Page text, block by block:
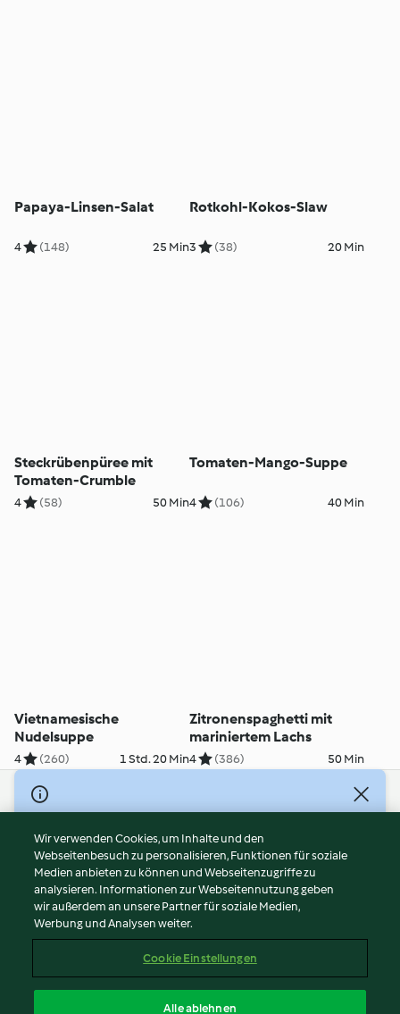
Papaya-Linsen-Salat
4 (148) 25 Min
Rotkohl-Kokos-Slaw
3 (38) 20 Min
Steckrübenpüree mit
Tomaten-Crumble
4 (58) 50 Min
Tomaten-Mango-Suppe
4 (106) 40 Min
Vietnamesische
Nudelsuppe
4 (260) 1 Std. 20 Min
Zitronenspaghetti mit
mariniertem Lachs
4 (386) 50 Min
© Copyright 2026
Nutzungsbedingungen
Datenschutzrichtlinien
Disclaimer
Impressum
Cookies
Abo kündigen
Wir verwenden Cookies, um Inhalte und den
Webseitenbesuch zu personalisieren, Funktionen für soziale
Medien anbieten zu können und Webseitenzugriffe zu
analysieren. Informationen zur Webseitennutzung geben
wir außerdem an unsere Partner für soziale Medien,
Werbung und Analysen weiter.
Cookie Einstellungen
Alle ablehnen